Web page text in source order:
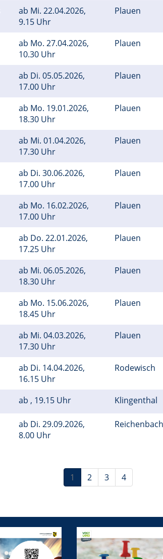
ab Mi. 22.04.2026,
9.15 Uhr
Plauen
ab Mo. 27.04.2026,
10.30 Uhr
Plauen
ab Di. 05.05.2026,
17.00 Uhr
Plauen
ab Mo. 19.01.2026,
18.30 Uhr
Plauen
ab Mi. 01.04.2026,
17.30 Uhr
Plauen
ab Di. 30.06.2026,
17.00 Uhr
Plauen
ab Mo. 16.02.2026,
17.00 Uhr
Plauen
ab Do. 22.01.2026,
17.25 Uhr
Plauen
ab Mi. 06.05.2026,
18.30 Uhr
Plauen
ab Mo. 15.06.2026,
18.45 Uhr
Plauen
ab Mi. 04.03.2026,
17.30 Uhr
Plauen
ab Di. 14.04.2026,
16.15 Uhr
Rodewisch
ab , 19.15 Uhr Klingenthal
ab Di. 29.09.2026,
8.00 Uhr
Reichenbach
1 2 3 4